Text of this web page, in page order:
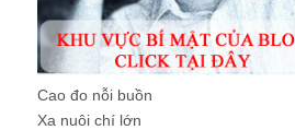
Cao đo nỗi buồn
Xa nuôi chí lớn